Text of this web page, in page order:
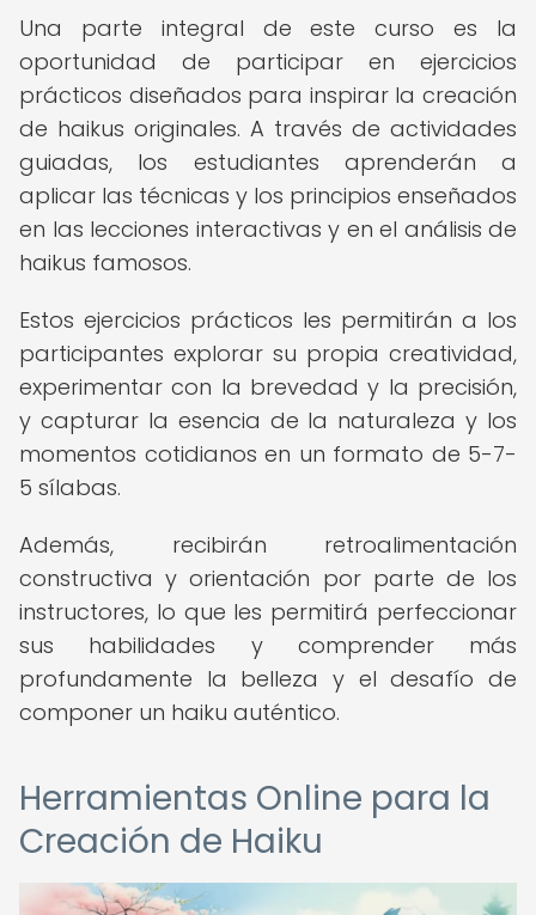
Una parte integral de este curso es la
oportunidad de participar en ejercicios
prácticos diseñados para inspirar la creación
de haikus originales. A través de actividades
guiadas, los estudiantes aprenderán a
aplicar las técnicas y los principios enseñados
en las lecciones interactivas y en el análisis de
haikus famosos.
Estos ejercicios prácticos les permitirán a los
participantes explorar su propia creatividad,
experimentar con la brevedad y la precisión,
y capturar la esencia de la naturaleza y los
momentos cotidianos en un formato de 5-7-
5 sílabas.
Además, recibirán retroalimentación
constructiva y orientación por parte de los
instructores, lo que les permitirá perfeccionar
sus habilidades y comprender más
profundamente la belleza y el desafío de
componer un haiku auténtico.
Herramientas Online para la
Creación de Haiku